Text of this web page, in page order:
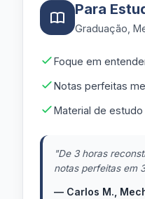
Para
Graduação,
Foque em
Notas perfeitas
Material de
"De 3 horas
notas perfeitas em
— Carlos M.,